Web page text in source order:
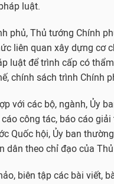
luật.
phủ, Thủ tướng Chính
liên quan xây dựng cơ
luật để trình cấp có
chính sách trình Chính
với các bộ, ngành, Ủy
công tác, báo cáo
Quốc hội, Ủy ban
dân theo chỉ đạo của
biên tập các bài viết,